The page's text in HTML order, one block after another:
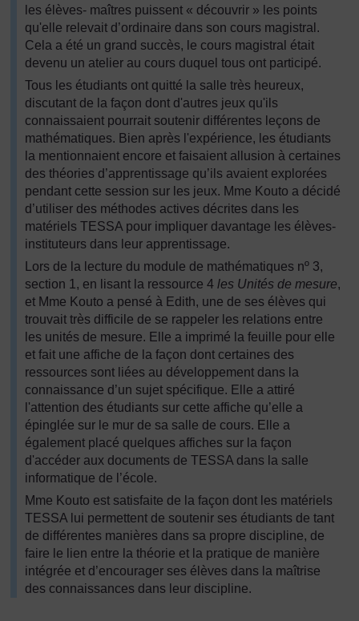
les élèves- maîtres puissent « découvrir » les points
qu'elle relevait d’ordinaire dans son cours magistral.
Cela a été un grand succès, le cours magistral était
devenu un atelier au cours duquel tous ont participé.
Tous les étudiants ont quitté la salle très heureux,
discutant de la façon dont d'autres jeux qu'ils
connaissaient pourrait soutenir différentes leçons de
mathématiques. Bien après l'expérience, les étudiants
la mentionnaient encore et faisaient allusion à certaines
des théories d’apprentissage qu’ils avaient explorées
pendant cette session sur les jeux. Mme Kouto a décidé
d’utiliser des méthodes actives décrites dans les
matériels TESSA pour impliquer davantage les élèves-
instituteurs dans leur apprentissage.
Lors de la lecture du module de mathématiques nº 3,
section 1, en lisant la ressource 4 les Unités de mesure,
et Mme Kouto a pensé à Edith, une de ses élèves qui
trouvait très difficile de se rappeler les relations entre
les unités de mesure. Elle a imprimé la feuille pour elle
et fait une affiche de la façon dont certaines des
ressources sont liées au développement dans la
connaissance d’un sujet spécifique. Elle a attiré
l'attention des étudiants sur cette affiche qu’elle a
épinglée sur le mur de sa salle de cours. Elle a
également placé quelques affiches sur la façon
d'accéder aux documents de TESSA dans la salle
informatique de l’école.
Mme Kouto est satisfaite de la façon dont les matériels
TESSA lui permettent de soutenir ses étudiants de tant
de différentes manières dans sa propre discipline, de
faire le lien entre la théorie et la pratique de manière
intégrée et d’encourager ses élèves dans la maîtrise
des connaissances dans leur discipline.